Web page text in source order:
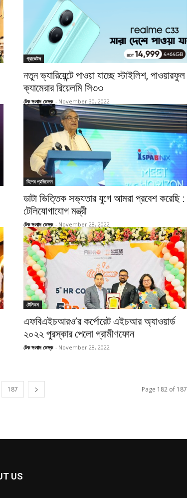
গ্যাজেটস
নতুন ভ্যারিয়েন্টে পাওয়া যাচ্ছে স্টাইলিশ, পাওয়ারফুল
ক্যামেরার রিয়েলমি সি৩৩
টেক সংবাদ ডেস্ক - November 30, 2022
বিশেষ প্রতিবেদন
ডাটা ভিত্তিক সভ‌্যতার যুগে আমরা প্রবেশ করেছি :
টেলিযোগাযোগ মন্ত্রী
টেক সংবাদ ডেস্ক - November 28, 2022
টেলিকম
এফবিএইচআরও’র কর্পোরেট এইচআর অ্যাওয়ার্ড
২০২২ পুরস্কার পেলো গ্রামীণফোন
টেক সংবাদ ডেস্ক - November 28, 2022
187 Page 182 of 187
US